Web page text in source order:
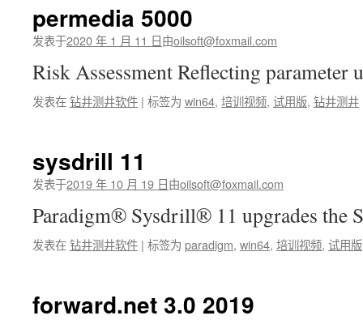
permedia 5000
发表于2020 年 1 月 11 日由oilsoft@foxmail.com
Risk Assessment Reflecting
发表在钻井测井软件 | 标签为 win64, 培训视频, 试用版, 钻井测井
sysdrill 11
发表于2019 年 10 月 19 日由oilsoft@foxmail.com
Paradigm® Sysdrill® 11 upgrades
发表在钻井测井软件 | 标签为 paradigm, win64, 培训视频, 试用版
forward.net 3.0 2019